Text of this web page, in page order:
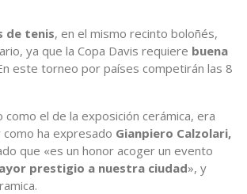
de tenis, en el mismo recinto boloñés,
ya que la Copa Davis requiere buena
este torneo por países competirán las 8
el de la exposición cerámica, era
como ha expresado Gianpiero Calzolari,
que «es un honor acoger un evento
prestigio a nuestra ciudad», y